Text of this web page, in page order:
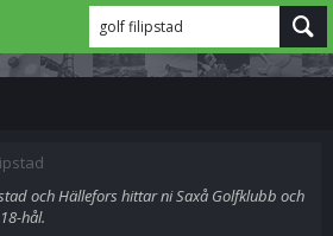
golf filipstad
och Hällefors hittar ni Saxå Golfklubb och
hål.